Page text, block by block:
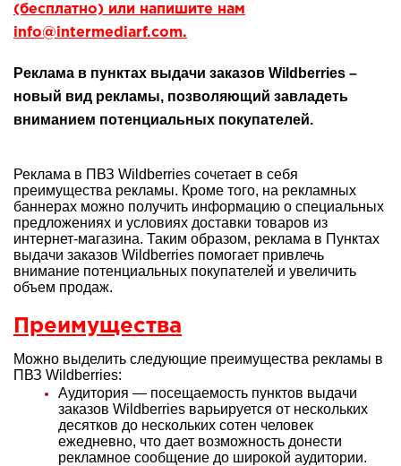
(бесплатно) или напишите нам
info@intermediarf.com.
Реклама в пунктах выдачи заказов Wildberries –
новый вид рекламы, позволяющий завладеть
вниманием потенциальных покупателей.
Реклама в ПВЗ Wildberries сочетает в себя
преимущества рекламы. Кроме того, на рекламных
баннерах можно получить информацию о специальных
предложениях и условиях доставки товаров из
интернет-магазина. Таким образом, реклама в Пунктах
выдачи заказов Wildberries помогает привлечь
внимание потенциальных покупателей и увеличить
объем продаж.
Преимущества
Можно выделить следующие преимущества рекламы в
ПВЗ Wildberries:
Аудитория — посещаемость пунктов выдачи
заказов Wildberries варьируется от нескольких
десятков до нескольких сотен человек
ежедневно, что дает возможность донести
рекламное сообщение до широкой аудитории.